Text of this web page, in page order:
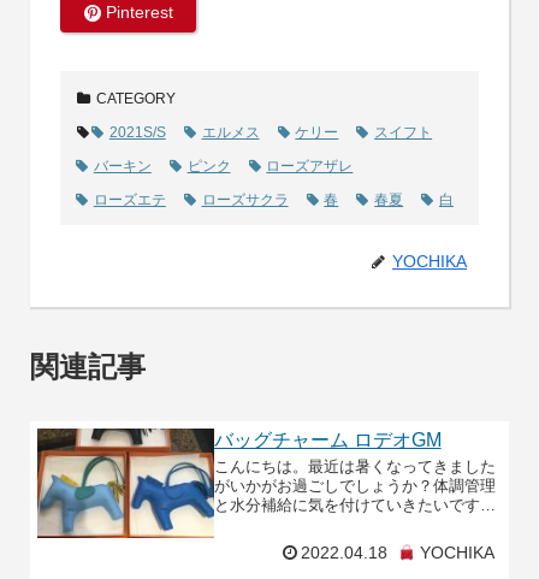
Pinterest
CATEGORY
2021S/S
エルメス ケリー
スイフト
バーキン
ピンク
ローズアザレ
ローズエテ
ローズサクラ 春 春夏 白
YOCHIKA
関連記事
バッグチャーム ロデオGM
こんにちは。最近は暑くなってきました
がいかがお過ごしでしょうか？体調管理
と水分補給に気を付けていきたいです
ロデオGMサイズが入荷致しましたので
ご紹介させていただきま
2022.04.18 YOCHIKA